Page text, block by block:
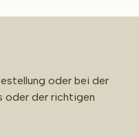
oder bei der
oder der richtigen